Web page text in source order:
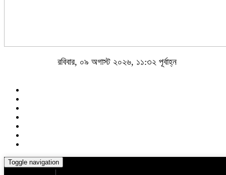
রবিবার, ০৯ অগাস্ট ২০২৬, ১১:৩২ পূর্বাহ্ন
Toggle navigation